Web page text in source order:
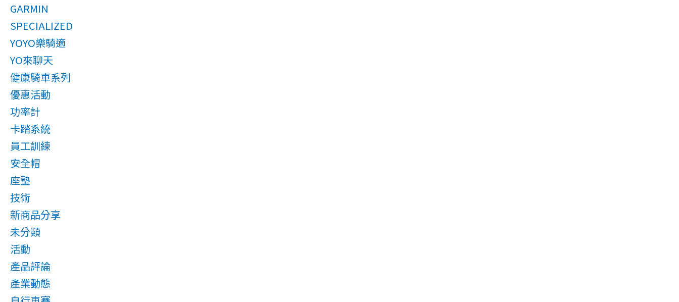
GARMIN
SPECIALIZED
YOYO樂騎適
YO來聊天
健康騎車系列
優惠活動
功率計
卡踏系統
員工訓練
安全帽
座墊
技術
新商品分享
未分類
活動
產品評論
產業動態